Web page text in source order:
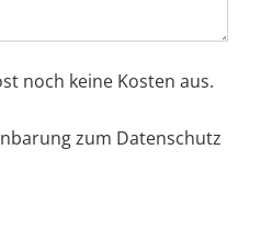
noch keine Kosten aus.
zum Datenschutz